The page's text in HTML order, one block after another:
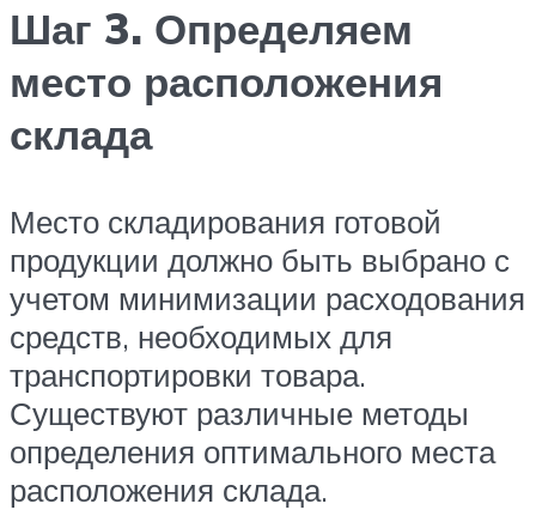
Шаг 3. Определяем
место расположения
склада
Место складирования готовой
продукции должно быть выбрано с
учетом минимизации расходования
средств, необходимых для
транспортировки товара.
Существуют различные методы
определения оптимального места
расположения склада.